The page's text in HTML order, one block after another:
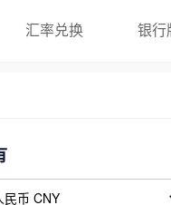
汇率兑换 银行